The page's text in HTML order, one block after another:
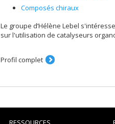
Composés chiraux
Le groupe d’Hélène Lebel
sur l'utilisation de catalyseurs
Profil complet